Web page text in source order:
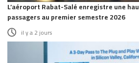
L’aéroport Rabat-Salé enregistre une
passagers au premier semestre 2026
il y a 2 jours